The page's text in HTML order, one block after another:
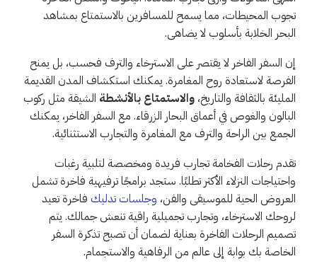
تجوب المحيطات، مما يسمح للمسافرين بالاستمتاع بمشاهد
البحر الخلابة بأسلوب لا يضاهى.
إن السفر الفاخر لا يقتصر على الاسترخاء والترف فحسب، بل يمنح
الفرصة لاستعادة روح المغامرة. يمكنك استكشاف المدن القديمة
المليئة بالثقافة والتاريخ، والاستمتاع بالأنشطة الشيقة مثل ركوب
البالون والغوص في أعماق البحار الزرقاء. مع السفر الفاخر، يمكنك
الجمع بين الراحة والترف مع المغامرة والتجارب الاستثنائية.
تقدم رحلات الفخامة تجارب فريدة ومخصصة لتلبية رغبات
واحتياجات النزلاء الأكثر تطلبًا. ستجد برامجًا ترفيهية فاخرة تشمل
العروض الحية للموسيقى والفن، وجلسات تدليك فاخرة تعيد
لروحك الاسترخاء، وتجارب تجميلية راقية تنعش جمالك. يتم
تصميم الرحلات الفاخرة بعناية لضمان أن تصبح تذكرة السفر
الخاصة بك بوابة إلى عالم من الرفاهية والاستجمام.